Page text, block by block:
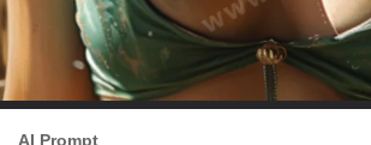
AI Prompt